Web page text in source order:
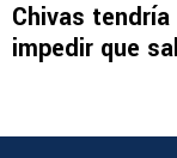
Chivas
impedir que